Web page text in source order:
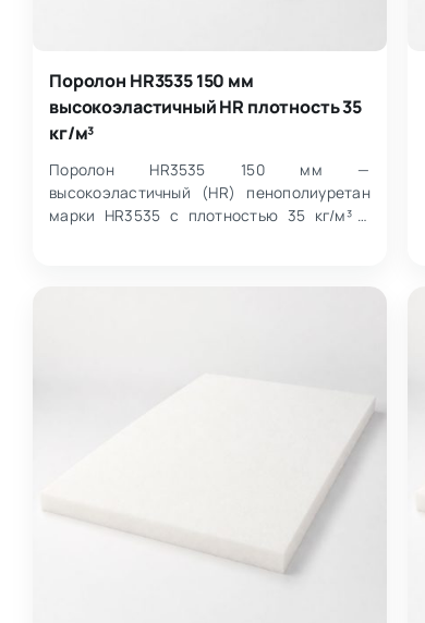
Поролон HR3535 150 мм
высокоэластичный HR плотность 35
кг/м³
Поролон HR3535 150 мм —
высокоэластичный (HR) пенополиуретан
марки HR3535 с плотностью 35 кг/м³ и